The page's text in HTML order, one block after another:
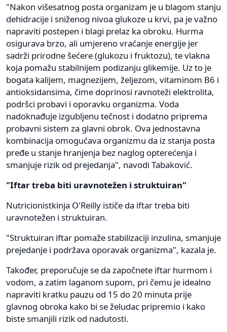
"Nakon višesatnog posta organizam je u blagom stanju
dehidracije i sniženog nivoa glukoze u krvi, pa je važno
napraviti postepen i blagi prelaz ka obroku. Hurma
osigurava brzo, ali umjereno vraćanje energije jer
sadrži prirodne šećere (glukozu i fruktozu), te vlakna
koja pomažu stabilnijem podizanju glikemije. Uz to je
bogata kalijem, magnezijem, željezom, vitaminom B6 i
antioksidansima, čime doprinosi ravnoteži elektrolita,
podršci probavi i oporavku organizma. Voda
nadoknađuje izgubljenu tečnost i dodatno priprema
probavni sistem za glavni obrok. Ova jednostavna
kombinacija omogućava organizmu da iz stanja posta
pređe u stanje hranjenja bez naglog opterećenja i
smanjuje rizik od prejedanja", navodi Tabaković.
"Iftar treba biti uravnotežen i struktuiran"
Nutricionistkinja O'Reilly ističe da iftar treba biti
uravnotežen i struktuiran.
"Struktuiran iftar pomaže stabilizaciji inzulina, smanjuje
prejedanje i podržava oporavak organizma", kazala je.
Također, preporučuje se da započnete iftar hurmom i
vodom, a zatim laganom supom, pri čemu je idealno
napraviti kratku pauzu od 15 do 20 minuta prije
glavnog obroka kako bi se želudac pripremio i kako
biste smanjili rizik od nadutosti.